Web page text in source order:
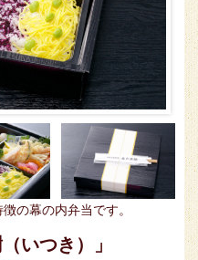
の幕の内弁当です。
いつき）」